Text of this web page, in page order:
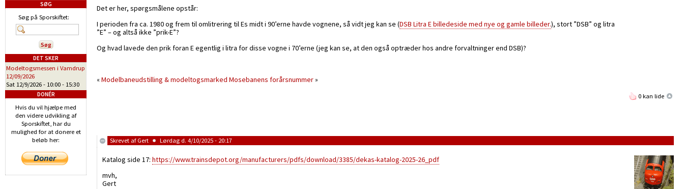
Det er her, spørgsmålene opstår:
I perioden fra ca. 1980 og frem til omlitrering til Es midt i 90’erne havde vognene, så vidt jeg kan se (DSB Litra E billedeside med nye og gamle billeder.), stort ”DSB” og litra
”E” – og altså ikke ”prik-E”?
Og hvad lavede den prik foran E egentlig i litra for disse vogne i 70’erne (jeg kan se, at den også optræder hos andre forvaltninger end DSB)?
«Modelbaneudstilling & modeltogsmarked Mosebanens forårsnummer»
0 kan lide
Skrevet af Gert Lørdag d. 4/10/2025 - 20:17
Katalog side 17: https://www.trainsdepot.org/manufacturers/pdfs/download/3385/dekas-katalog-2025-26_pdf
mvh,
Gert
SØG
Søg på Sporskiftet:
DET SKER
Modeltogsmessen i Vamdrup
12/09/2026
Sat 12/9/2026 - 10:00 - 15:30
DONÉR
Hvis du vil hjælpe med
den videre udvikling af
Sporskiftet, har du
mulighed for at donere et
beløb her: